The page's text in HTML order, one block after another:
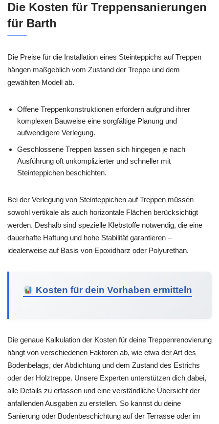
Die Kosten für Treppensanierungen
für Barth
Die Preise für die Installation eines Steinteppichs auf Treppen
hängen maßgeblich vom Zustand der Treppe und dem
gewählten Modell ab.
Offene Treppenkonstruktionen erfordern aufgrund ihrer
komplexen Bauweise eine sorgfältige Planung und
aufwendigere Verlegung.
Geschlossene Treppen lassen sich hingegen je nach
Ausführung oft unkomplizierter und schneller mit
Steinteppichen beschichten.
Bei der Verlegung von Steinteppichen auf Treppen müssen
sowohl vertikale als auch horizontale Flächen berücksichtigt
werden. Deshalb sind spezielle Klebstoffe notwendig, die eine
dauerhafte Haftung und hohe Stabilität garantieren –
idealerweise auf Basis von Epoxidharz oder Polyurethan.
Kosten für dein Vorhaben ermitteln
Die genaue Kalkulation der Kosten für deine Treppenrenovierung
hängt von verschiedenen Faktoren ab, wie etwa der Art des
Bodenbelags, der Abdichtung und dem Zustand des Estrichs
oder der Holztreppe. Unsere Experten unterstützen dich dabei,
alle Details zu erfassen und eine verständliche Übersicht der
anfallenden Ausgaben zu erstellen. So kannst du deine
Sanierung oder Bodenbeschichtung auf der Terrasse oder im